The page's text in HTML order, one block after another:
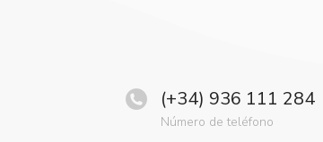
(+34) 936 111 284
Número de teléfono